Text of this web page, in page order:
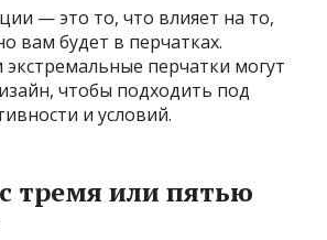
— это то, что влияет на то,
вам будет в перчатках.
экстремальные перчатки могут
чтобы подходить под
и условий.
тремя или пятью